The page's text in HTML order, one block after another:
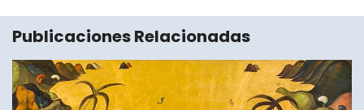
Publicaciones Relacionadas